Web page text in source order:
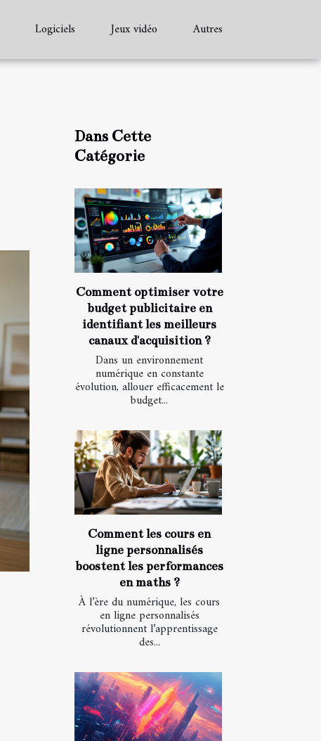
Logiciels Jeux vidéo Autres
Dans Cette
Catégorie
Comment optimiser votre
budget publicitaire en
identifiant les meilleurs
canaux d'acquisition ?
Dans un environnement
numérique en constante
évolution, allouer efficacement le
budget...
Comment les cours en
ligne personnalisés
boostent les performances
en maths ?
À l’ère du numérique, les cours
en ligne personnalisés
révolutionnent l’apprentissage
des...